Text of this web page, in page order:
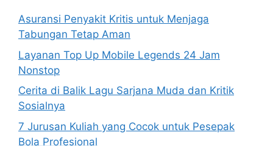
Asuransi Penyakit Kritis untuk Menjaga
Tabungan Tetap Aman
Layanan Top Up Mobile Legends 24 Jam
Nonstop
Cerita di Balik Lagu Sarjana Muda dan Kritik
Sosialnya
7 Jurusan Kuliah yang Cocok untuk Pesepak
Bola Profesional